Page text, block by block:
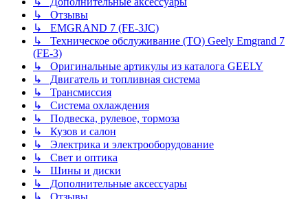
↳ Отзывы
↳ EMGRAND 7 (FE-3JC)
↳ Техническое обслуживание (ТО) Geely Emgrand 7
(FE-3)
↳ Оригинальные артикулы из каталога GEELY
↳ Двигатель и топливная система
↳ Трансмиссия
↳ Система охлаждения
↳ Подвеска, рулевое, тормоза
↳ Кузов и салон
↳ Электрика и электрооборудование
↳ Свет и оптика
↳ Шины и диски
↳ Дополнительные аксессуары